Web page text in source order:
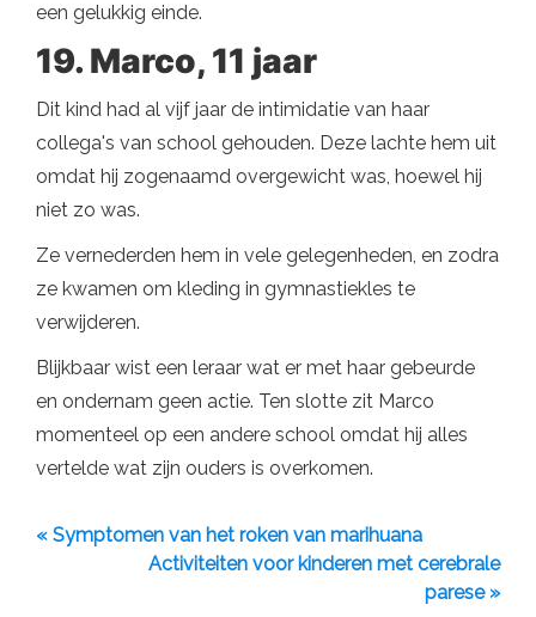
een gelukkig einde.
19. Marco, 11 jaar
Dit kind had al vijf jaar de intimidatie van haar
collega's van school gehouden. Deze lachte hem uit
omdat hij zogenaamd overgewicht was, hoewel hij
niet zo was.
Ze vernederden hem in vele gelegenheden, en zodra
ze kwamen om kleding in gymnastiekles te
verwijderen.
Blijkbaar wist een leraar wat er met haar gebeurde
en ondernam geen actie. Ten slotte zit Marco
momenteel op een andere school omdat hij alles
vertelde wat zijn ouders is overkomen.
« Symptomen van het roken van marihuana
Activiteiten voor kinderen met cerebrale
parese »